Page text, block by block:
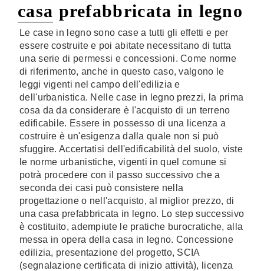
casa prefabbricata in legno
Le case in legno sono case a tutti gli effetti e per
essere costruite e poi abitate necessitano di tutta
una serie di permessi e concessioni. Come norme
di riferimento, anche in questo caso, valgono le
leggi vigenti nel campo dell'edilizia e
dell'urbanistica. Nelle case in legno prezzi, la prima
cosa da da considerare è l'acquisto di un terreno
edificabile. Essere in possesso di una licenza a
costruire è un'esigenza dalla quale non si può
sfuggire. Accertatisi dell'edificabilità del suolo, viste
le norme urbanistiche, vigenti in quel comune si
potrà procedere con il passo successivo che a
seconda dei casi può consistere nella
progettazione o nell'acquisto, al miglior prezzo, di
una casa prefabbricata in legno. Lo step successivo
è costituito, adempiute le pratiche burocratiche, alla
messa in opera della casa in legno. Concessione
edilizia, presentazione del progetto, SCIA
(segnalazione certificata di inizio attività), licenza